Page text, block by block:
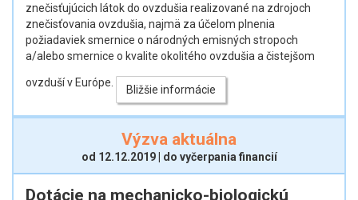
znečisťujúcich látok do ovzdušia realizované na zdrojoch
znečisťovania ovzdušia, najmä za účelom plnenia
požiadaviek smernice o národných emisných stropoch
a/alebo smernice o kvalite okolitého ovzdušia a čistejšom
ovzduší v Európe.
Bližšie informácie
Výzva aktuálna
od 12.12.2019 | do vyčerpania financií
Dotácie na mechanicko-biologickú